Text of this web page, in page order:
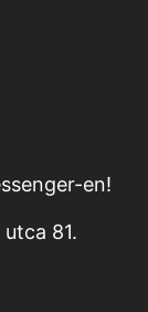
en!
81.